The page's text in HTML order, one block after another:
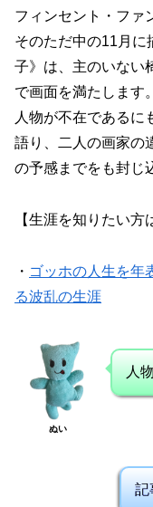
フィンセント・ファ
そのただ中の11月に
子》は、主のいない
で画面を満たします。
人物が不在であるに
語り、二人の画家の
の予感までをも封じ
【生涯を知りたい方
・ ゴッホの人生を年
る波乱の生涯
ぬい
人
記